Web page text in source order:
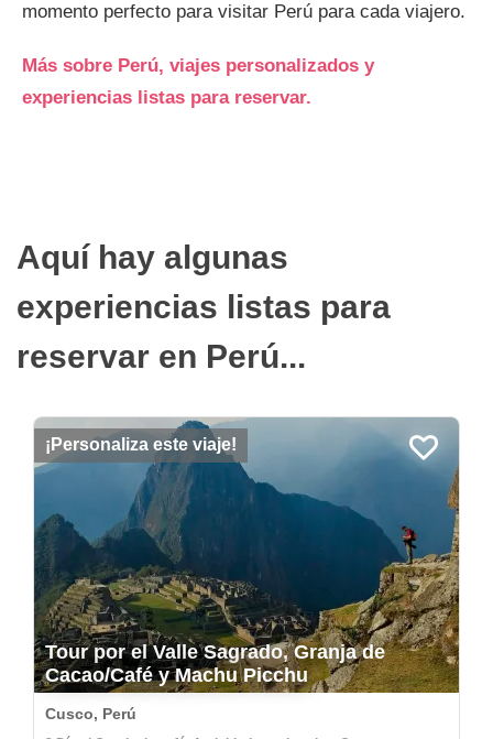
momento perfecto para visitar Perú para cada viajero.
Más sobre Perú, viajes personalizados y
experiencias listas para reservar.
Aquí hay algunas
experiencias listas para
reservar en Perú...
¡Personaliza este viaje!
Tour por el Valle Sagrado, Granja de
Cacao/Café y Machu Picchu
Cusco, Perú